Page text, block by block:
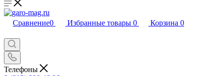
Сравнение0 Избранные товары 0 Корзина 0
Телефоны